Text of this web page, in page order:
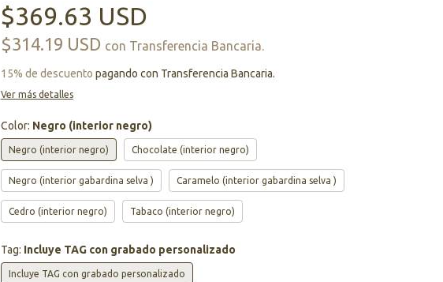
$369.63 USD
$314.19 USD con Transferencia Bancaria.
15% de descuento pagando con Transferencia Bancaria.
Ver más detalles
Color: Negro (interior negro)
Negro (interior negro) Chocolate (interior negro)
Negro (interior gabardina selva ) Caramelo (interior gabardina selva )
Cedro (interior negro) Tabaco (interior negro)
Tag: Incluye TAG con grabado personalizado
Incluye TAG con grabado personalizado